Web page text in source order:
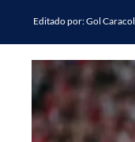
Editado por:Gol Caracol